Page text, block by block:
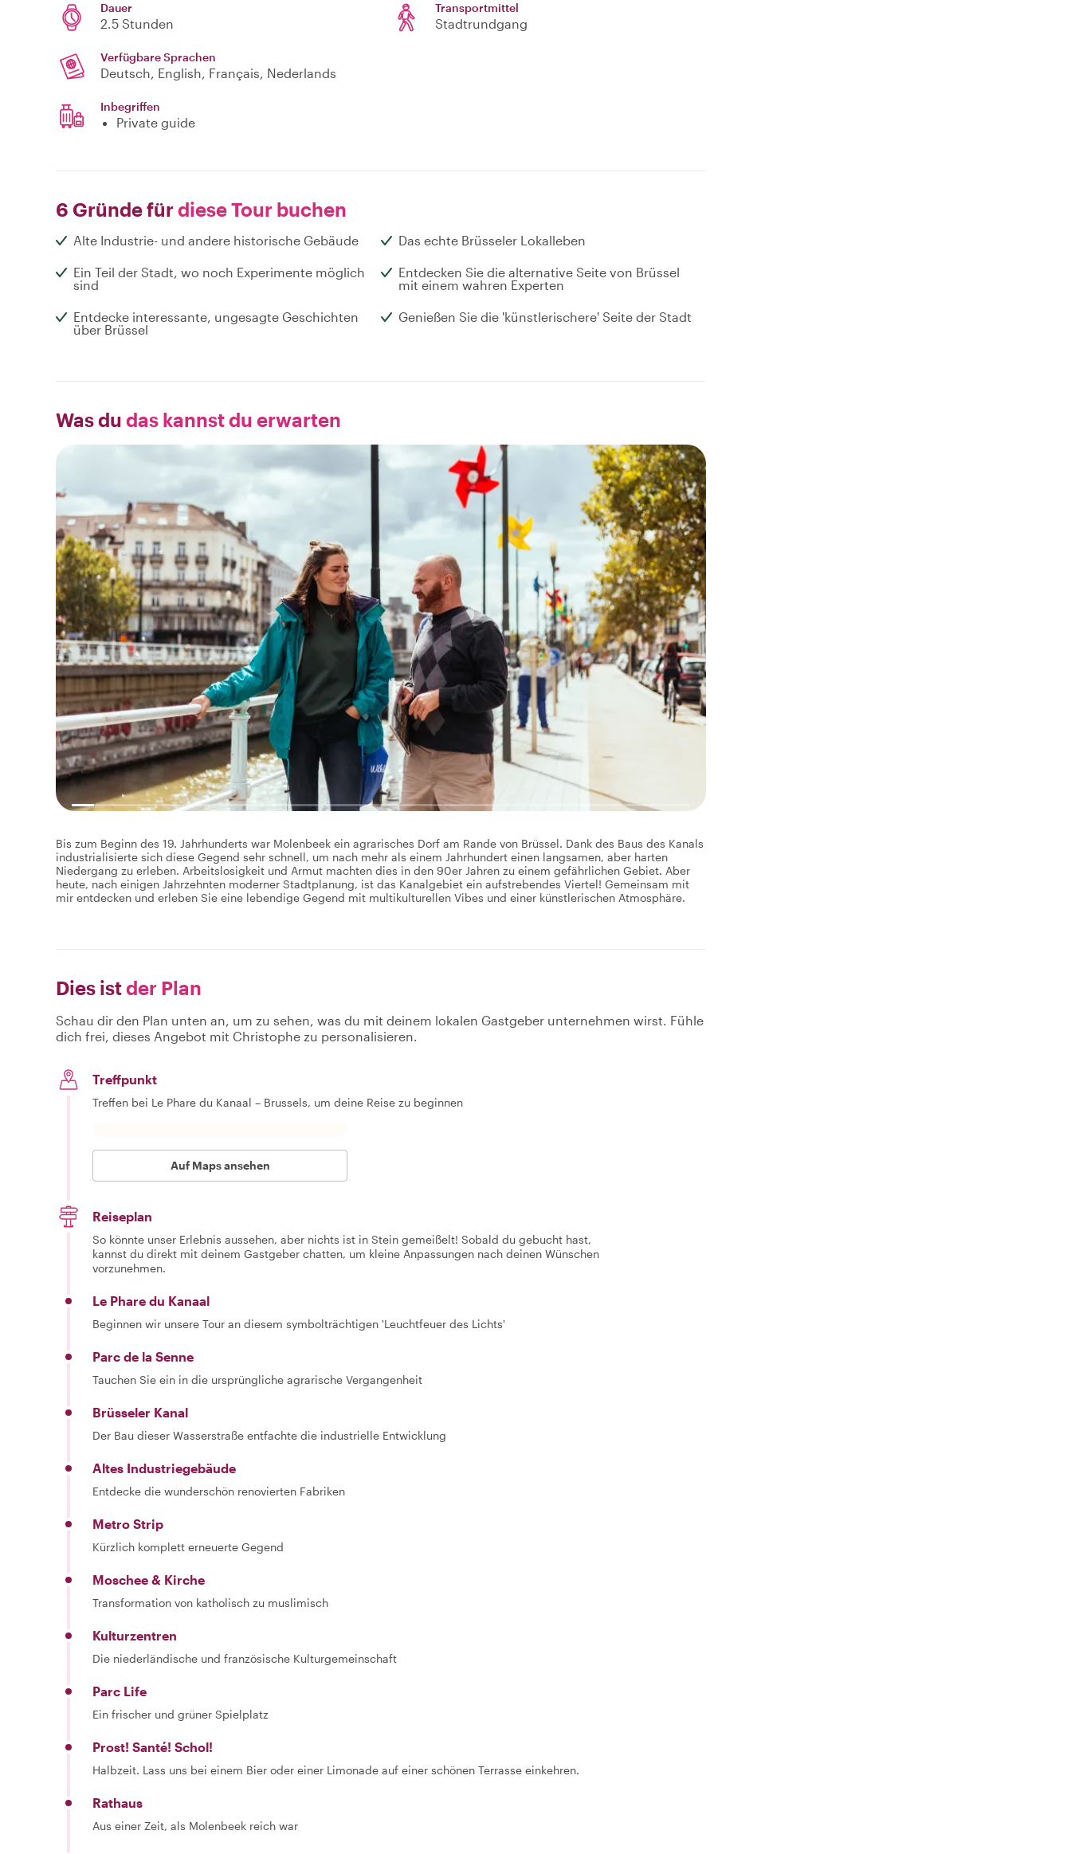
Dauer
2.5 Stunden
Transportmittel
Stadtrundgang
Verfügbare Sprachen
Deutsch, English, Français, Nederlands
Inbegriffen
Private guide
6 Gründe für diese Tour buchen
Alte Industrie- und andere historische Gebäude Das echte Brüsseler Lokalleben
Ein Teil der Stadt, wo noch Experimente möglich
sind
Entdecken Sie die alternative Seite von Brüssel
mit einem wahren Experten
Entdecke interessante, ungesagte Geschichten
über Brüssel
Genießen Sie die 'künstlerischere' Seite der Stadt
Was du das kannst du erwarten
Bis zum Beginn des 19. Jahrhunderts war Molenbeek ein agrarisches Dorf am Rande von Brüssel. Dank des Baus des Kanals
industrialisierte sich diese Gegend sehr schnell, um nach mehr als einem Jahrhundert einen langsamen, aber harten
Niedergang zu erleben. Arbeitslosigkeit und Armut machten dies in den 90er Jahren zu einem gefährlichen Gebiet. Aber
heute, nach einigen Jahrzehnten moderner Stadtplanung, ist das Kanalgebiet ein aufstrebendes Viertel! Gemeinsam mit
mir entdecken und erleben Sie eine lebendige Gegend mit multikulturellen Vibes und einer künstlerischen Atmosphäre.
Dies istder Plan
Schau dir den Plan unten an, um zu sehen, was du mit deinem lokalen Gastgeber unternehmen wirst. Fühle
dich frei, dieses Angebot mit Christophe zu personalisieren.
Treffpunkt
Treffen bei Le Phare du Kanaal – Brussels, um deine Reise zu beginnen
Auf Maps ansehen
Reiseplan
So könnte unser Erlebnis aussehen, aber nichts ist in Stein gemeißelt! Sobald du gebucht hast,
kannst du direkt mit deinem Gastgeber chatten, um kleine Anpassungen nach deinen Wünschen
vorzunehmen.
Le Phare du Kanaal
Beginnen wir unsere Tour an diesem symbolträchtigen 'Leuchtfeuer des Lichts'
Parc de la Senne
Tauchen Sie ein in die ursprüngliche agrarische Vergangenheit
Brüsseler Kanal
Der Bau dieser Wasserstraße entfachte die industrielle Entwicklung
Altes Industriegebäude
Entdecke die wunderschön renovierten Fabriken
Metro Strip
Kürzlich komplett erneuerte Gegend
Moschee & Kirche
Transformation von katholisch zu muslimisch
Kulturzentren
Die niederländische und französische Kulturgemeinschaft
Parc Life
Ein frischer und grüner Spielplatz
Prost! Santé! Schol!
Halbzeit. Lass uns bei einem Bier oder einer Limonade auf einer schönen Terrasse einkehren.
Rathaus
Aus einer Zeit, als Molenbeek reich war